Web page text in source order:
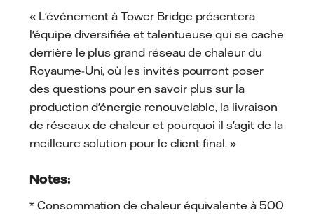
« L'événement à Tower Bridge présentera
l'équipe diversifiée et talentueuse qui se cache
derrière le plus grand réseau de chaleur du
Royaume-Uni, où les invités pourront poser
des questions pour en savoir plus sur la
production d'énergie renouvelable, la livraison
de réseaux de chaleur et pourquoi il s'agit de la
meilleure solution pour le client final. »
Notes:
* Consommation de chaleur équivalente à 500